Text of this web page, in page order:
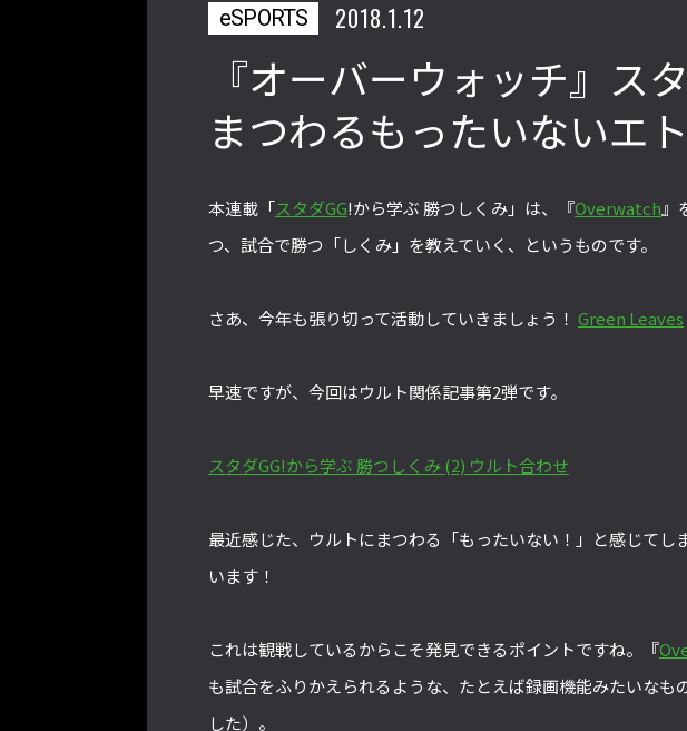
eSPORTS 2018.1.12
『オーバーウォッチ』ス
まつわるもったいないエ
本連載「スタダGG!から学ぶ 勝つしくみ」は、『Overwatch』
つ、試合で勝つ「しくみ」を教えていく、というものです。
さあ、今年も張り切って活動していきましょう！ Green Leaves
早速ですが、今回はウルト関係記事第2弾です。
スタダGG!から学ぶ 勝つしくみ (2) ウルト合わせ
最近感じた、ウルトにまつわる「もったいない！」と感じてし
います！
これは観戦しているからこそ発見できるポイントですね。『
も試合をふりかえられるような、たとえば録画機能みたいなも
した）。
ァイターリーグ 2022」最終節を終え
て吐露したいこと【ストーム久保のプ
2022」前半戦の反省文を
格ゲーおじさんに告ぐ！「CAPCOM
す！【ストーム久保のプロ格闘ゲーマ